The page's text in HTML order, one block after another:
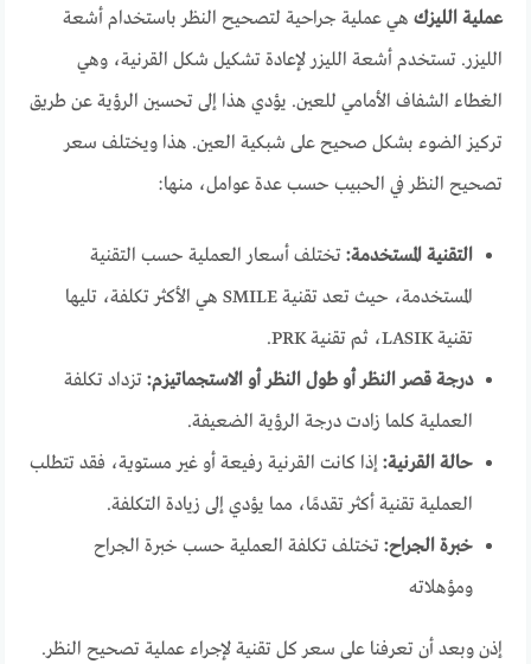
عملية الليزك هي عملية جراحية لتصحيح النظر باستخدام أشعة
الليزر. تستخدم أشعة الليزر لإعادة تشكيل شكل القرنية، وهي
الغطاء الشفاف الأمامي للعين. يؤدي هذا إلى تحسين الرؤية عن طريق
تركيز الضوء بشكل صحيح على شبكية العين. هذا ويختلف سعر
تصحيح النظر في الحبيب حسب عدة عوامل، منها:
التقنية المستخدمة: تختلف أسعار العملية حسب التقنية
المستخدمة، حيث تعد تقنية SMILE هي الأكثر تكلفة، تليها
تقنية LASIK، ثم تقنية PRK.
درجة قصر النظر أو طول النظر أو الاستجماتيزم: تزداد تكلفة
العملية كلما زادت درجة الرؤية الضعيفة.
حالة القرنية: إذا كانت القرنية رفيعة أو غير مستوية، فقد تتطلب
العملية تقنية أكثر تقدمًا، مما يؤدي إلى زيادة التكلفة.
خبرة الجراح: تختلف تكلفة العملية حسب خبرة الجراح
ومؤهلاته
إذن وبعد أن تعرفنا على سعر كل تقنية لإجراء عملية تصحيح النظر.